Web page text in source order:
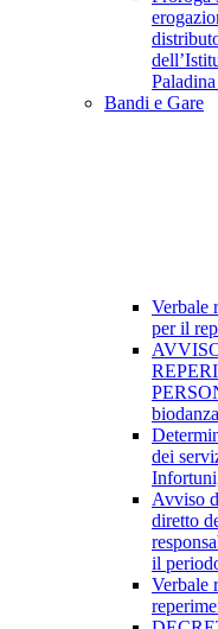
Bandi e Gare
Verbale
per il
dei
Avviso
diretto
il
Verbale